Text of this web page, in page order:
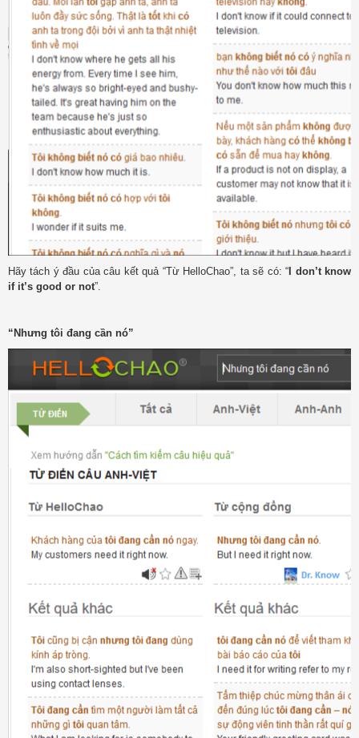
Hãy tách ý đầu của câu kết quả “Từ HelloChao”, ta sẽ có: “ I don’t know
if it’s good or not”.
“Nhưng tôi đang cần nó”